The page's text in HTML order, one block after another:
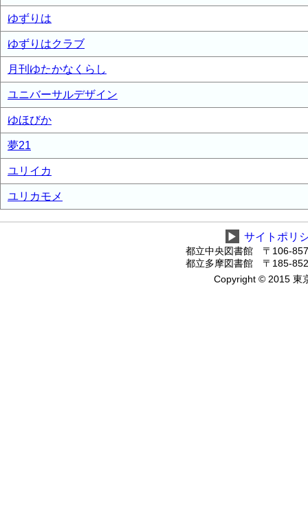
ゆずりは
ゆずりはクラブ
月刊ゆたかなくらし
ユニバーサルデザイン
ゆほびか
夢21
ユリイカ
ユリカモメ
▶ サイトポリ
都立中央図書館 〒106-
都立多摩図書館 〒185-
Copyright © 2015 東